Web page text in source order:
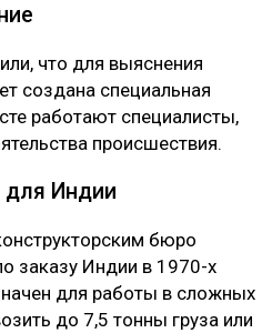
что для выяснения
создана специальная
работают специалисты,
происшествия.
для Индии
бюро
заказу Индии в 1970-х
для работы в сложных
до 7,5 тонны груза или